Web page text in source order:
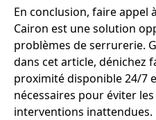
En conclusion, faire appel
Cairon est une solution
problèmes de serrurerie.
dans cet article, dénichez
proximité disponible 24/7
nécessaires pour éviter
interventions inattendues.